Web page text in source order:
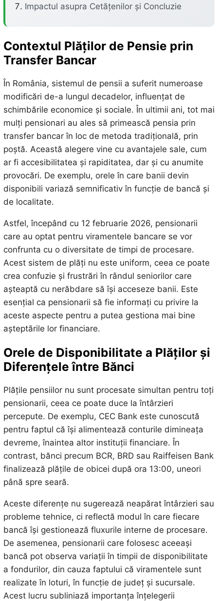
Impactul asupra Cetățenilor și Concluzie
Contextul Plăților de Pensie prin
Transfer Bancar
În România, sistemul de pensii a suferit numeroase
modificări de-a lungul decadelor, influențat de
schimbările economice și sociale. În ultimii ani, tot mai
mulți pensionari au ales să primească pensia prin
transfer bancar în loc de metoda tradițională, prin
poștă. Această alegere vine cu avantajele sale, cum
ar fi accesibilitatea și rapiditatea, dar și cu anumite
provocări. De exemplu, orele în care banii devin
disponibili variază semnificativ în funcție de bancă și
de localitate.
Astfel, începând cu 12 februarie 2026, pensionarii
care au optat pentru viramentele bancare se vor
confrunta cu o diversitate de timpi de procesare.
Acest sistem de plăți nu este uniform, ceea ce poate
crea confuzie și frustrări în rândul seniorilor care
așteaptă cu nerăbdare să își acceseze banii. Este
esențial ca pensionarii să fie informați cu privire la
aceste aspecte pentru a putea gestiona mai bine
așteptările lor financiare.
Orele de Disponibilitate a Plăților și
Diferențele între Bănci
Plățile pensiilor nu sunt procesate simultan pentru toți
pensionarii, ceea ce poate duce la întârzieri
percepute. De exemplu, CEC Bank este cunoscută
pentru faptul că își alimentează conturile dimineața
devreme, înaintea altor instituții financiare. În
contrast, bănci precum BCR, BRD sau Raiffeisen Bank
finalizează plățile de obicei după ora 13:00, uneori
până spre seară.
Aceste diferențe nu sugerează neapărat întârzieri sau
probleme tehnice, ci reflectă modul în care fiecare
bancă își gestionează fluxurile interne de procesare.
De asemenea, pensionarii care folosesc aceeași
bancă pot observa variații în timpii de disponibilitate
a fondurilor, din cauza faptului că viramentele sunt
realizate în loturi, în funcție de județ și sucursale.
Acest lucru subliniază importanța înțelegerii